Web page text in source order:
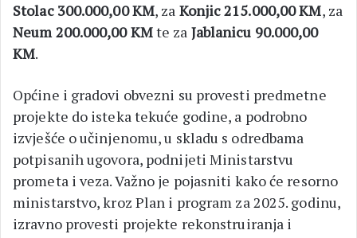
Stolac 300.000,00 KM, za Konjic 215.000,00 KM, za
Neum 200.000,00 KMte za Jablanicu 90.000,00
KM.
Općine i gradovi obvezni su provesti predmetne
projekte do isteka tekuće godine, a podrobno
izvješće o učinjenomu, u skladu s odredbama
potpisanih ugovora, podnijeti Ministarstvu
prometa i veza. Važno je pojasniti kako će resorno
ministarstvo, kroz Plan i program za 2025. godinu,
izravno provesti projekte rekonstruiranja i